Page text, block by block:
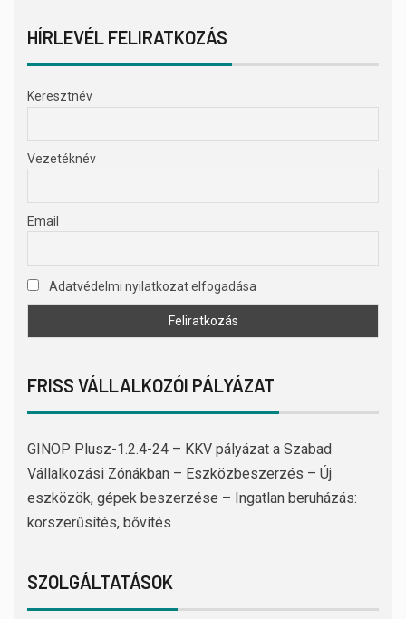
HÍRLEVÉL FELIRATKOZÁS
Keresztnév
Vezetéknév
Email
Adatvédelmi nyilatkozat elfogadása
FRISS VÁLLALKOZÓI PÁLYÁZAT
GINOP Plusz-1.2.4-24 – KKV pályázat a Szabad
Vállalkozási Zónákban – Eszközbeszerzés – Új
eszközök, gépek beszerzése – Ingatlan beruházás:
korszerűsítés, bővítés
SZOLGÁLTATÁSOK